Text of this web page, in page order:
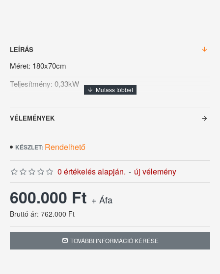
LEÍRÁS
Méret: 180x70cm
Teljesítmény: 0,33kW
Garancia: 6 hónap
VÉLEMÉNYEK
KÉSZLET: Rendelhető
0 értékelés alapján. - új vélemény
600.000 Ft + Áfa
Bruttó ár: 762.000 Ft
TOVÁBBI INFORMÁCIÓ KÉRÉSE